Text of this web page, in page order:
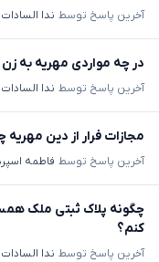
آخرین پاسخ توسط ندا
در چه مواردی مهریه به
آخرین پاسخ توسط ندا
مجازات فرار از دین
آخرین پاسخ توسط فاطمه
چگونه پلاک ثبتی ملک
کنم؟
آخرین پاسخ توسط ندا